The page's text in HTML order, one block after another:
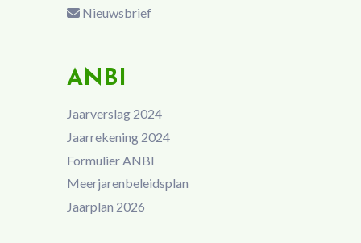
Nieuwsbrief
ANBI
Jaarverslag 2024
Jaarrekening 2024
Formulier ANBI
Meerjarenbeleidsplan
Jaarplan 2026